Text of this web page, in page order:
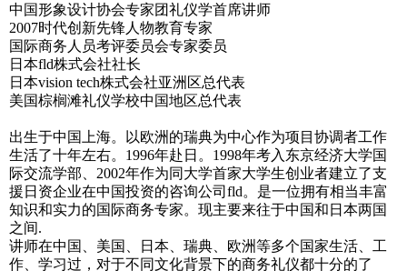
中国形象设计协会专家团礼仪学首席讲师
2007时代创新先锋人物教育专家
国际商务人员考评委员会专家委员
日本fld株式会社社长
日本vision tech株式会社亚洲区总代表
美国棕榈滩礼仪学校中国地区总代表
出生于中国上海。以欧洲的瑞典为中心作为项目协调者工作
生活了十年左右。1996年赴日。1998年考入东京经济大学国
际交流学部、2002年作为同大学首家大学生创业者建立了支
援日资企业在中国投资的咨询公司fld。是一位拥有相当丰富
知识和实力的国际商务专家。现主要来往于中国和日本两国
之间.
讲师在中国、美国、日本、瑞典、欧洲等多个国家生活、工
作、学习过，对于不同文化背景下的商务礼仪都十分的了